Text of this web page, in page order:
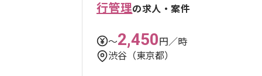
行管理の求人・案件
〜2,450円／時
渋谷（東京都）